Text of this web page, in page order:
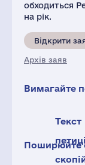
обходиться
на рік.
Відкрити
Архів заяв
Вимагайте
Текст
Поширюйте